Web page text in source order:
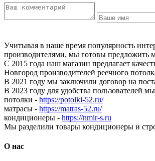
Учитывая в наше время популярность
производителями, мы готовы предложить
С 2015 года наш магазин предлагает
Новгород производителей реечного
В 2021 году мы заключили договор на
В 2023 году для удобства пользователей
потолки - https://potolki-52.ru/
матрасы - https://matras-52.ru/
кондиционеры - https://nmir-s.ru
Мы разделили товары кондиционеры и
О нас